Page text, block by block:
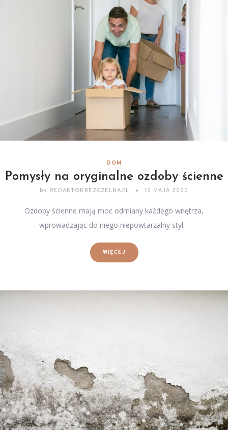
DOM
Pomysły na oryginalne ozdoby ścienne
by REDAKTORBEZCZELNA.PL 10 MAJA 2020
Ozdoby ścienne mają moc odmiany każdego wnętrza,
wprowadzając do niego niepowtarzalny styl…
WIĘCEJ